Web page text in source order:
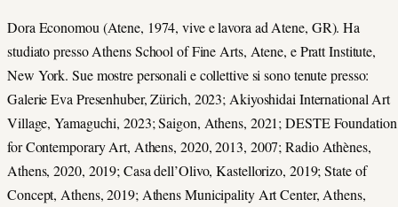
Dora Economou (Atene, 1974, vive e lavora ad Atene, GR). Ha
studiato presso Athens School of Fine Arts, Atene, e Pratt Institute,
New York. Sue mostre personali e collettive si sono tenute presso:
Galerie Eva Presenhuber, Zürich, 2023; Akiyoshidai International Art
Village, Yamaguchi, 2023; Saigon, Athens, 2021; DESTE Foundation
for Contemporary Art, Athens, 2020, 2013, 2007; Radio Athènes,
Athens, 2020, 2019; Casa dell’Olivo, Kastellorizo, 2019; State of
Concept, Athens, 2019; Athens Municipality Art Center, Athens,